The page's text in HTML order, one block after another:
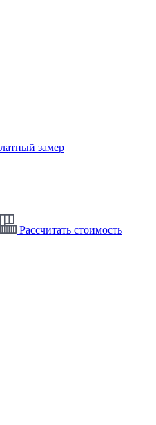
замер
Рассчитать стоимость